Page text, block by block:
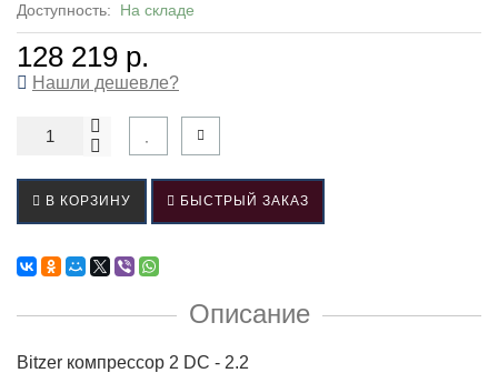
Доступность: На складе
128 219 р.
Нашли дешевле?
В КОРЗИНУ БЫСТРЫЙ ЗАКАЗ
Описание
Bitzer компрессор 2 DC - 2.2